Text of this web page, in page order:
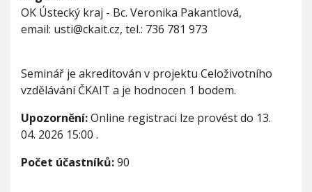
OK Ústecký kraj - Bc. Veronika Pakantlová,
email: usti@ckait.cz, tel.: 736 781 973
Seminář je akreditován v projektu Celoživotního
vzdělávání ČKAIT a je hodnocen 1 bodem.
Upozornění:Online registraci lze provést do 13.
04. 2026 15:00 .
Počet účastníků:90